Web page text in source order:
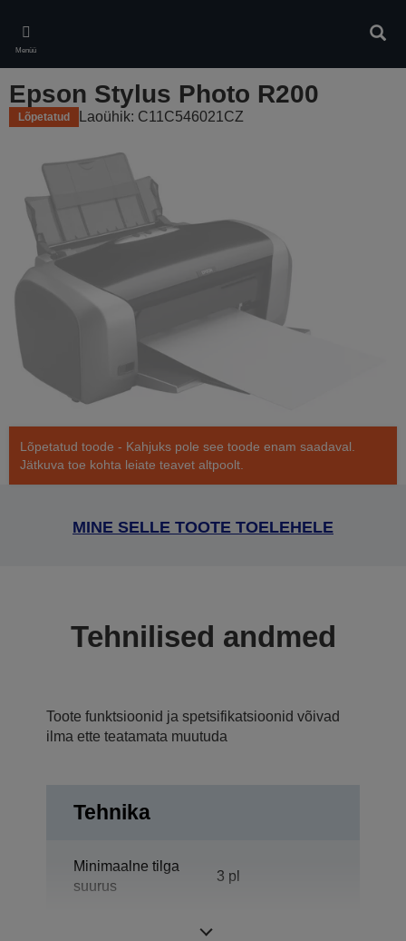
main
content
Menüü
Epson Stylus Photo R200
Lõpetatud Laoühik: C11C546021CZ
Lõpetatud toode - Kahjuks pole see toode enam saadaval.
Jätkuva toe kohta leiate teavet altpoolt.
MINE SELLE TOOTE TOELEHELE
Tehnilised andmed
Toote funktsioonid ja spetsifikatsioonid võivad
ilma ette teatamata muutuda
Tehnika
Minimaalne tilga
suurus
3 pl